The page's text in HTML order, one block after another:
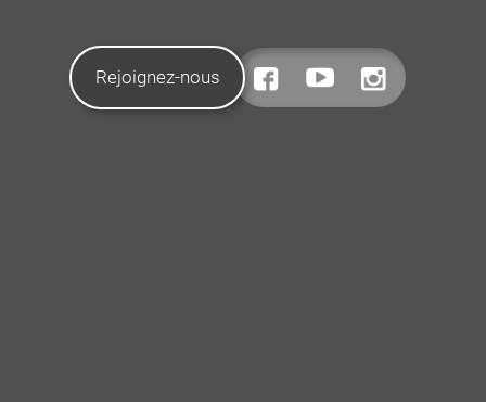
Rejoignez-nous